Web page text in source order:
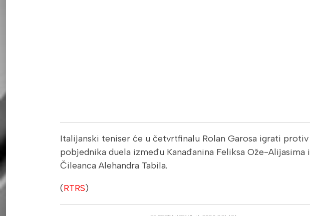
Italijanski teniser će u četvrtfinalu Rolan Garosa igrati protiv
pobjednika duela između Kanađanina Feliksa Ože-Alijasima i
Čileanca Alehandra Tabila.
(RTRS)